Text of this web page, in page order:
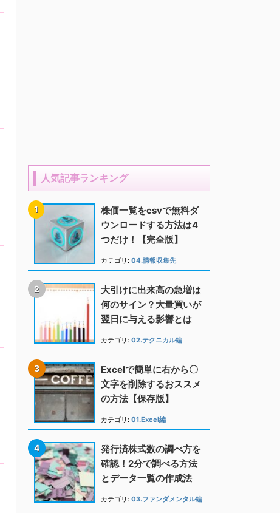
人気記事ランキング
株価一覧をcsvで無料ダ
ウンロードする方法は4
つだけ！【完全版】
カテゴリ: 04.情報収集先
大引けに出来高の急増は
何のサイン？大量買いが
翌日に与える影響とは
カテゴリ: 02.テクニカル編
Excelで簡単に右から〇
文字を削除するおススメ
の方法【保存版】
カテゴリ: 01.Excel編
発行済株式数の調べ方を
確認！2分で調べる方法
とデータ一覧の作成法
カテゴリ: 03.ファンダメンタル編